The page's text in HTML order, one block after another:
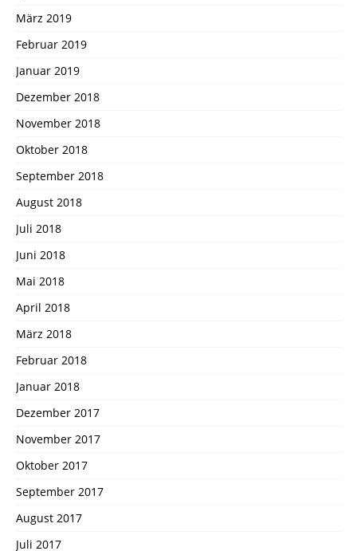
März 2019
Februar 2019
Januar 2019
Dezember 2018
November 2018
Oktober 2018
September 2018
August 2018
Juli 2018
Juni 2018
Mai 2018
April 2018
März 2018
Februar 2018
Januar 2018
Dezember 2017
November 2017
Oktober 2017
September 2017
August 2017
Juli 2017